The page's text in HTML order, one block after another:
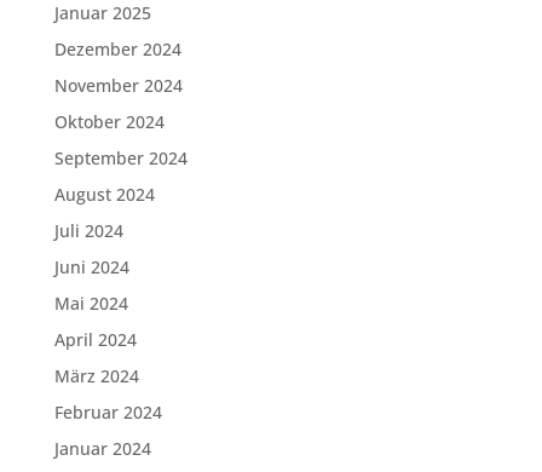
Januar 2025
Dezember 2024
November 2024
Oktober 2024
September 2024
August 2024
Juli 2024
Juni 2024
Mai 2024
April 2024
März 2024
Februar 2024
Januar 2024